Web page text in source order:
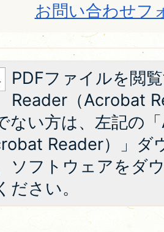
お問い合わせフ
PDFファイルを閲
Reader（Acrobat
ない方は、左記の
Reader）」ダ
ソフトウェアをダ
ださい。